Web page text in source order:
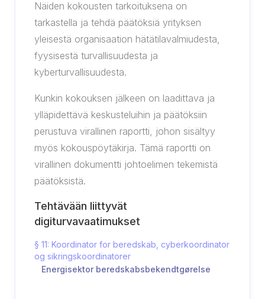
Näiden kokousten tarkoituksena on
tarkastella ja tehdä päätöksiä yrityksen
yleisestä organisaation hätätilavalmiudesta,
fyysisestä turvallisuudesta ja
kyberturvallisuudesta.
Kunkin kokouksen jälkeen on laadittava ja
ylläpidettävä keskusteluihin ja päätöksiin
perustuva virallinen raportti, johon sisältyy
myös kokouspöytäkirja. Tämä raportti on
virallinen dokumentti johtoelimen tekemistä
päätöksistä.
Tehtävään liittyvät
digiturvavaatimukset
§ 11: Koordinator for beredskab, cyberkoordinator
og sikringskoordinatorer
Energisektor beredskabsbekendtgørelse